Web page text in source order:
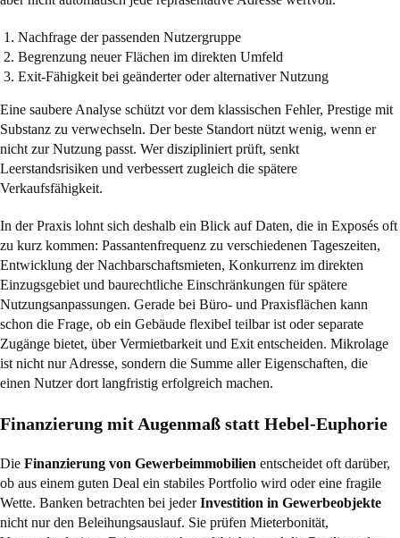
Nachfrage der passenden Nutzergruppe
Begrenzung neuer Flächen im direkten Umfeld
Exit-Fähigkeit bei geänderter oder alternativer Nutzung
Eine saubere Analyse schützt vor dem klassischen Fehler, Prestige mit
Substanz zu verwechseln. Der beste Standort nützt wenig, wenn er
nicht zur Nutzung passt. Wer diszipliniert prüft, senkt
Leerstandsrisiken und verbessert zugleich die spätere
Verkaufsfähigkeit.
In der Praxis lohnt sich deshalb ein Blick auf Daten, die in Exposés oft
zu kurz kommen: Passantenfrequenz zu verschiedenen Tageszeiten,
Entwicklung der Nachbarschaftsmieten, Konkurrenz im direkten
Einzugsgebiet und baurechtliche Einschränkungen für spätere
Nutzungsanpassungen. Gerade bei Büro- und Praxisflächen kann
schon die Frage, ob ein Gebäude flexibel teilbar ist oder separate
Zugänge bietet, über Vermietbarkeit und Exit entscheiden. Mikrolage
ist nicht nur Adresse, sondern die Summe aller Eigenschaften, die
einen Nutzer dort langfristig erfolgreich machen.
Finanzierung mit Augenmaß statt Hebel-Euphorie
Die Finanzierung von Gewerbeimmobilien entscheidet oft darüber,
ob aus einem guten Deal ein stabiles Portfolio wird oder eine fragile
Wette. Banken betrachten bei jederInvestition in Gewerbeobjekte
nicht nur den Beleihungsauslauf. Sie prüfen Mieterbonität,